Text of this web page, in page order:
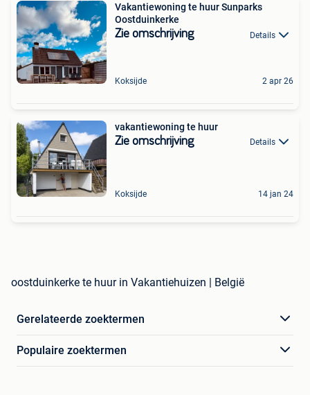
Vakantiewoning te huur Sunparks
Oostduinkerke
Zie omschrijving Details
Koksijde 2 apr 26
vakantiewoning te huur
Zie omschrijving Details
Koksijde 14 jan 24
oostduinkerke te huur in Vakantiehuizen | België
Gerelateerde zoektermen
Populaire zoektermen